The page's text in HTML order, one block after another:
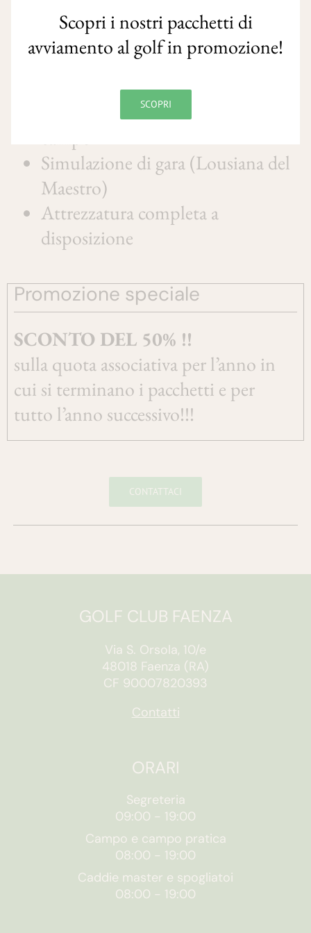
Compreso nei pacchetti
Lezioni delle regole
Tutor per poter andare subito in
campo
Simulazione di gara (Lousiana del
Maestro)
Attrezzatura completa a
disposizione
Promozione speciale
SCONTO DEL 50% !!
sulla quota associativa per l’anno in
cui si terminano i pacchetti e per
tutto l’anno successivo!!!
CONTATTACI
GOLF CLUB FAENZA
Via S. Orsola, 10/e
48018 Faenza (RA)
CF 90007820393
Contatti
ORARI
Segreteria
09:00 - 19:00
Campo e campo pratica
08:00 - 19:00
Caddie master e spogliatoi
08:00 - 19:00
Scopri i nostri pacchetti di
avviamento al golf in promozione!
SCOPRI